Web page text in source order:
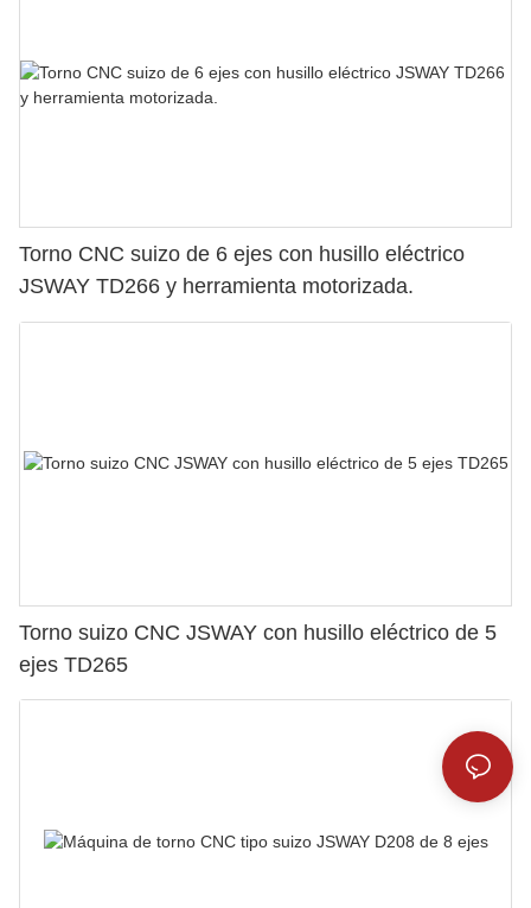
Torno CNC suizo de 6 ejes con husillo eléctrico
JSWAY TD266 y herramienta motorizada.
Torno suizo CNC JSWAY con husillo eléctrico de 5
ejes TD265